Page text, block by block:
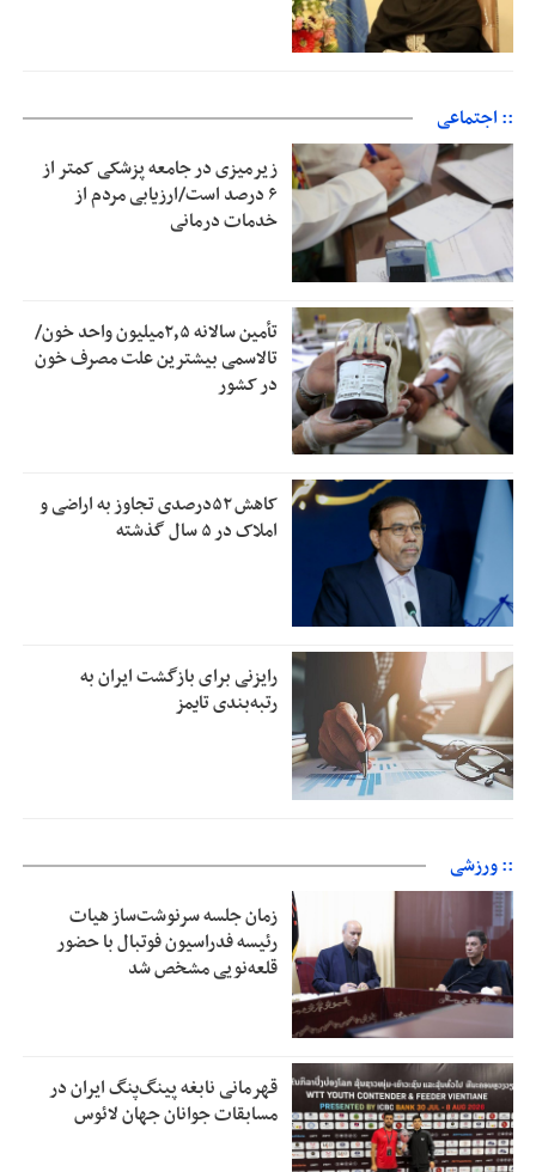
:: اجتماعی
زیرمیزی در جامعه پزشکی کمتر از
۶ درصد است/ارزیابی مردم از
خدمات درمانی
تأمین سالانه ۲٫۵میلیون واحد خون/
تالاسمی بیشترین علت مصرف‌ خون
در کشور
کاهش ۵۲درصدی تجاوز به اراضی و
املاک در ۵ سال گذشته
رایزنی برای بازگشت ایران به
رتبه‌بندی تایمز
:: ورزشی
زمان جلسه سرنوشت‌ساز هیات
رئیسه فدراسیون فوتبال با حضور
قلعه‌نویی مشخص شد
قهرمانی نابغه پینگ‌پنگ ایران در
مسابقات جوانان جهان لائوس